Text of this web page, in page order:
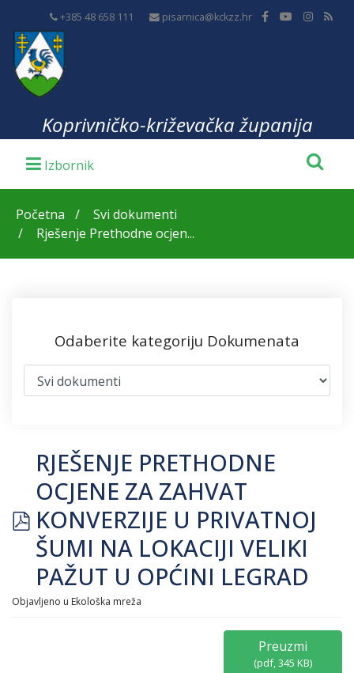
+385 48 658 111 pisarnica@kckzz.hr
Koprivničko-križevačka županija
Početna
Svi dokumenti
Rješenje Prethodne ocjen...
Odaberite kategoriju Dokumenata
pdf
RJEŠENJE PRETHODNE
OCJENE ZA ZAHVAT
KONVERZIJE U PRIVATNOJ
ŠUMI NA LOKACIJI VELIKI
PAŽUT U OPĆINI LEGRAD
Objavljeno u Ekološka mreža
Preuzmi
(pdf,345 KB)